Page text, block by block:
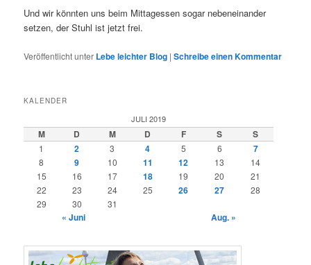
Und wir könnten uns beim Mittagessen sogar nebeneinander
setzen, der Stuhl ist jetzt frei.
Veröffentlicht unter Lebe leichter Blog |Schreibe einen Kommentar
KALENDER
JULI 2019
M D M D F S S
1 2 3 4 5 6 7
8 9 10 11 12 13
14
15
16 17 18 19 20
21
22
23 24 25 26 27
28
29
30 31
« Juni Aug. »